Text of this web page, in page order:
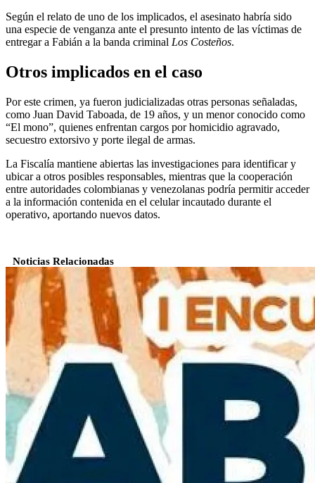
Según el relato de uno de los implicados, el asesinato habría sido
una especie de venganza ante el presunto intento de las víctimas de
entregar a Fabián a la banda criminal Los Costeños.
Otros implicados en el caso
Por este crimen, ya fueron judicializadas otras personas señaladas,
como Juan David Taboada, de 19 años, y un menor conocido como
“El mono”, quienes enfrentan cargos por homicidio agravado,
secuestro extorsivo y porte ilegal de armas.
La Fiscalía mantiene abiertas las investigaciones para identificar y
ubicar a otros posibles responsables, mientras que la cooperación
entre autoridades colombianas y venezolanas podría permitir acceder
a la información contenida en el celular incautado durante el
operativo, aportando nuevos datos.
Noticias Relacionadas